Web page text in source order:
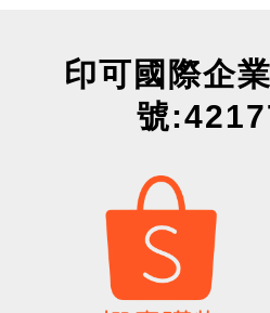
印可國際企
號